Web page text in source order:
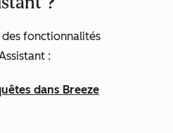
des fonctionnalités
:
dans Breeze